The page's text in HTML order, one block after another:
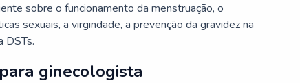
sobre o funcionamento da menstruação, o
sexuais, a virgindade, a prevenção da gravidez na
DSTs.
ginecologista